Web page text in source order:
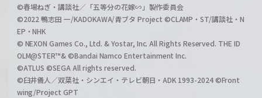
©春場ねぎ・講談社／「五等分の花嫁∽」製作委員会
©2022 鴨志田 一/KADOKAWA/青ブタ Project ©CLAMP・ST/講談社・N
EP・NHK
© NEXON Games Co., Ltd. & Yostar, Inc. All Rights Reserved. THE ID
OLM@STER™& ©Bandai Namco Entertainment Inc.
©ATLUS ©SEGA All rights reserved.
©臼井儀人／双葉社・シンエイ・テレビ朝日・ADK 1993-2024 ©Front
wing/Project GPT